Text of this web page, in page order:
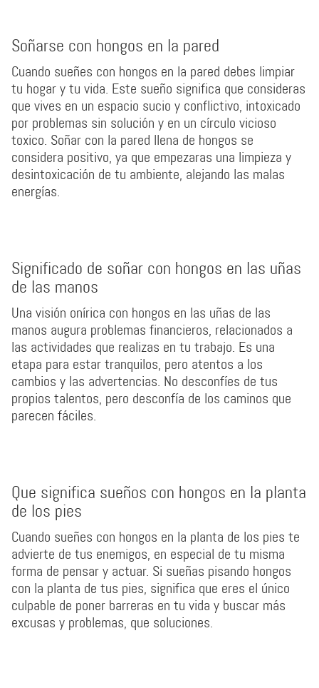
Soñarse con hongos en la pared
Cuando sueñes con hongos en la pared debes limpiar
tu hogar y tu vida. Este sueño significa que consideras
que vives en un espacio sucio y conflictivo, intoxicado
por problemas sin solución y en un círculo vicioso
toxico. Soñar con la pared llena de hongos se
considera positivo, ya que empezaras una limpieza y
desintoxicación de tu ambiente, alejando las malas
energías.
Significado de soñar con hongos en las uñas
de las manos
Una visión onírica con hongos en las uñas de las
manos augura problemas financieros, relacionados a
las actividades que realizas en tu trabajo. Es una
etapa para estar tranquilos, pero atentos a los
cambios y las advertencias. No desconfíes de tus
propios talentos, pero desconfía de los caminos que
parecen fáciles.
Que significa sueños con hongos en la planta
de los pies
Cuando sueñes con hongos en la planta de los pies te
advierte de tus enemigos, en especial de tu misma
forma de pensar y actuar. Si sueñas pisando hongos
con la planta de tus pies, significa que eres el único
culpable de poner barreras en tu vida y buscar más
excusas y problemas, que soluciones.